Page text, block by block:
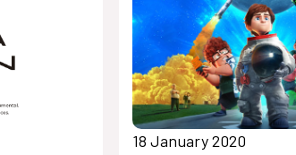
18 January 2020